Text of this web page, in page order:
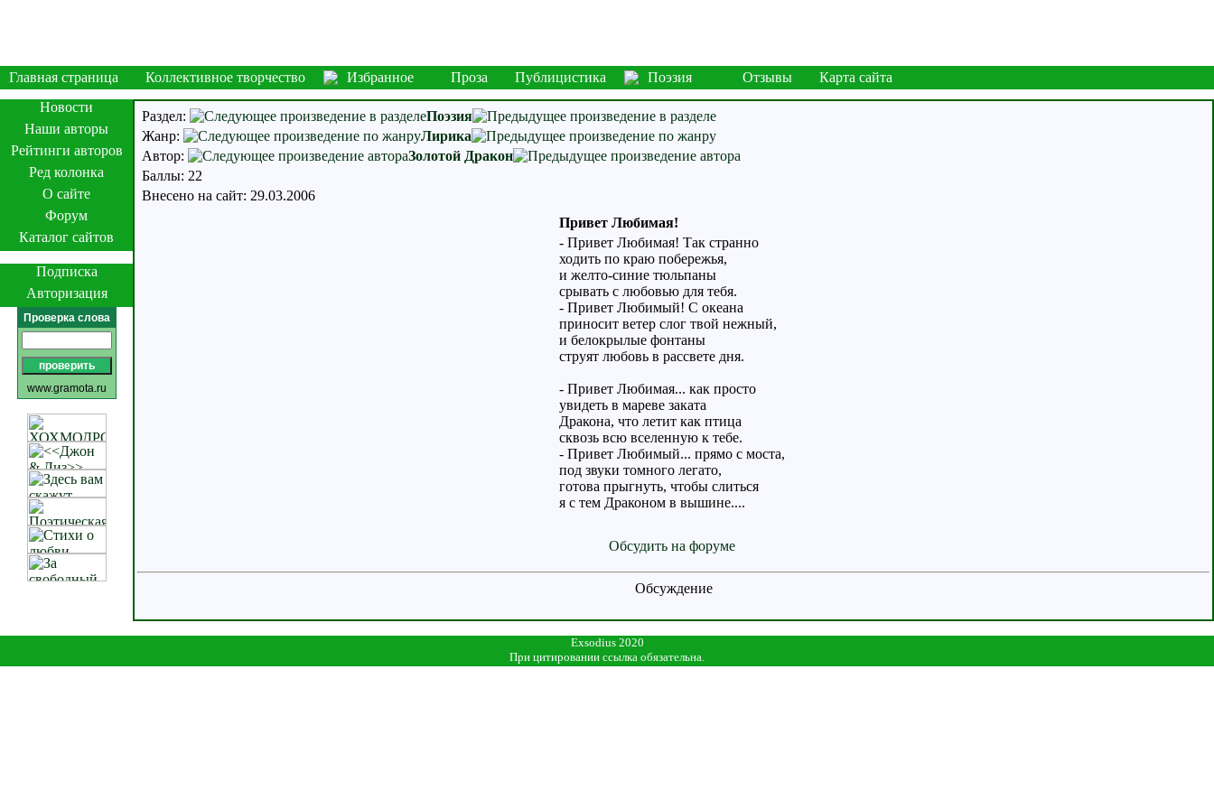
Главная страница Коллективное творчество Избранное Проза Публицистика Поэзия Отзывы
Карта сайта
Новости
Наши авторы
Рейтинги авторов
Ред колонка
О сайте
Форум
Каталог сайтов
Подписка
Авторизация
Проверка слова
www.gramota.ru
Раздел:
Поэзия
Жанр:
Лирика
Автор:
Золотой Дракон
Баллы: 22
Внесено на сайт: 29.03.2006
Привет Любимая!
- Привет Любимая! Так странно
ходить по краю побережья,
и желто-синие тюльпаны
срывать с любовью для тебя.
- Привет Любимый! С океана
приносит ветер слог твой нежный,
и белокрылые фонтаны
струят любовь в рассвете дня.
- Привет Любимая... как просто
увидеть в мареве заката
Дракона, что летит как птица
сквозь всю вселенную к тебе.
- Привет Любимый... прямо с моста,
под звуки томного легато,
готова прыгнуть, чтобы слиться
я с тем Драконом в вышине....
Обсудить на форуме
Обсуждение
Exsodius 2020
При цитировании ссылка обязательна.